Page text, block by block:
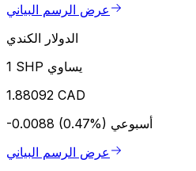
عرض الرسم البياني
الدولار الكندي
1 SHP يساوي
1.88092 CAD
-0.0088 (0.47%) أسبوعي
عرض الرسم البياني